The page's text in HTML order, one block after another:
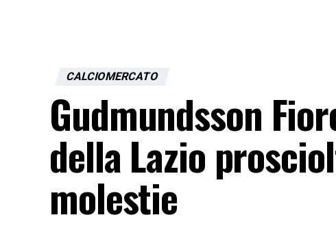
CALCIOMERCATO
Gudmundsson
della Lazio
molestie